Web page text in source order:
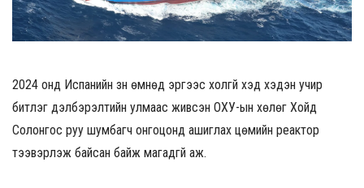
2024 онд Испанийн зүүн өмнөд эргээс холгүй хэд хэдэн учир
битүүлэг дэлбэрэлтийн улмаас живсэн ОХУ-ын хөлөг Хойд
Солонгос руу шумбагч онгоцонд ашиглах цөмийн реактор
тээвэрлэж байсан байж магадгүй аж.